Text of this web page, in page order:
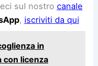
sul nostro canale
, iscriviti da qui
in
con licenza